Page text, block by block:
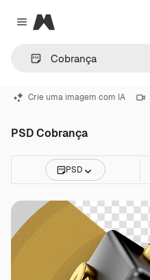
Close menu
Magnific
Crie uma imagem com IA
PSD Cobrança
PSD